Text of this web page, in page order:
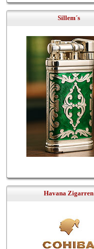
Sillem´s
Havana Zigarren